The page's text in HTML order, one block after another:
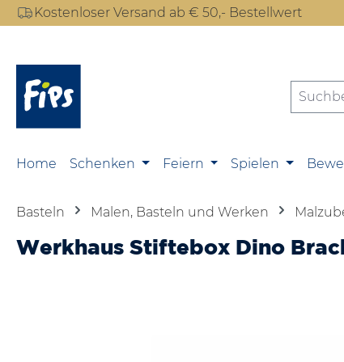
Hauptinhalt springen
Zur Suche springen
Zur Hauptnavigation springen
Kostenloser Versand ab € 50,- Bestellwert
Home Schenken Feiern Spielen
Basteln Malen, Basteln und Werken
Werkhaus Stiftebox Dino